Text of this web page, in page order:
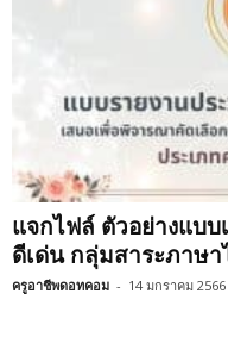
แจกไฟล์ ตัวอย่างแบ
ดีเด่น กลุ่มสาระภาษ
ครูอาชีพดอทคอม - 14 มกราคม 2566